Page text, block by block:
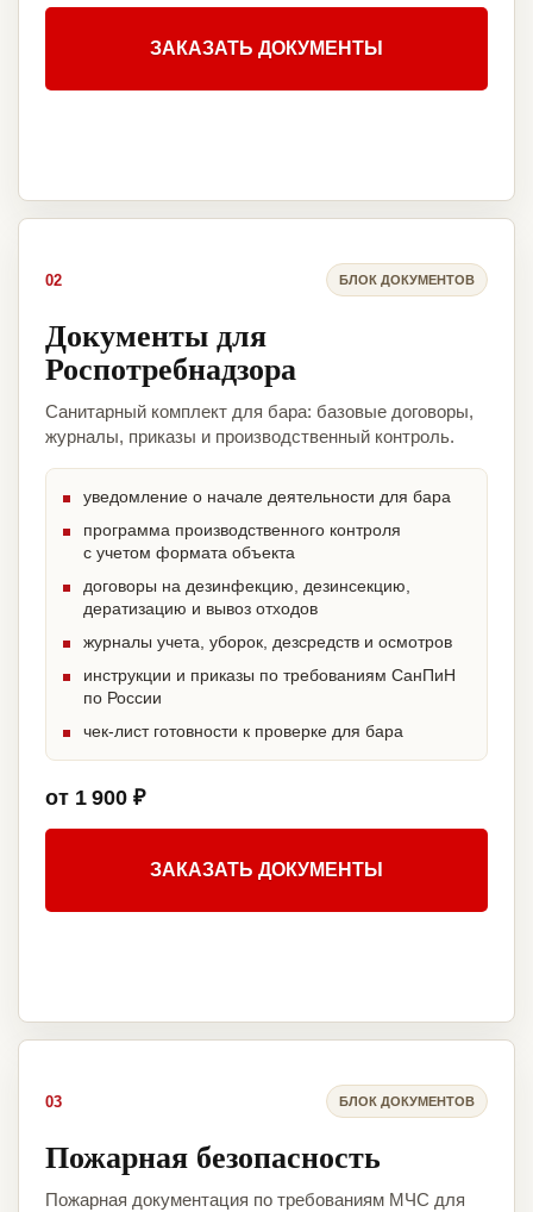
ЗАКАЗАТЬ ДОКУМЕНТЫ
02 БЛОК ДОКУМЕНТОВ
Документы для
Роспотребнадзора
Санитарный комплект для бара: базовые договоры,
журналы, приказы и производственный контроль.
уведомление о начале деятельности для бара
программа производственного контроля
с учетом формата объекта
договоры на дезинфекцию, дезинсекцию,
дератизацию и вывоз отходов
журналы учета, уборок, дезсредств и осмотров
инструкции и приказы по требованиям СанПиН
по России
чек-лист готовности к проверке для бара
от 1 900 ₽
ЗАКАЗАТЬ ДОКУМЕНТЫ
03 БЛОК ДОКУМЕНТОВ
Пожарная безопасность
Пожарная документация по требованиям МЧС для